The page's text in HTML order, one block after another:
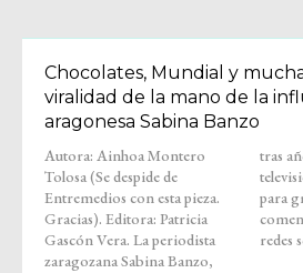
Chocolates, Mundial y
viralidad de la mano de la
aragonesa Sabina Banzo
Autora: Ainhoa Montero
Tolosa (Se despide de
Entremedios con esta pieza.
Gracias). Editora: Patricia
Gascón Vera. La periodista
zaragozana Sabina Banzo,
tras años como reportera de
televisión y locutora de spots
para grandes marcas,
comenzó su andadura en
redes